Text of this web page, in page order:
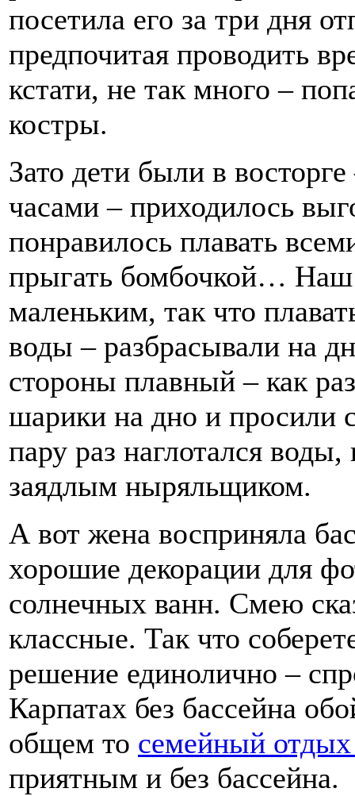
посетила его за три дня
предпочитая проводить
кстати, не так много –
костры.
Зато дети были в
часами – приходилось
понравилось плавать
прыгать бомбочкой…
маленьким, так что
воды – разбрасывали на
стороны плавный – как
шарики на дно и просили
пару раз наглотался
заядлым ныряльщиком.
А вот жена восприняла
хорошие декорации для
солнечных ванн. Смею
классные. Так что
решение единолично –
Карпатах без бассейна
общем то семейный
приятным и без бассейна.